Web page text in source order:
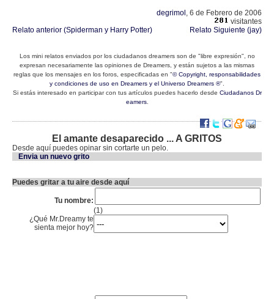
degrimol , 6 de Febrero de 2006
visitantes
Relato anterior (Spiderman y Harry Potter)
Relato Siguiente (jay)
Los mini relatos enviados por los ciudadanos dreamers son de "libre expresión", no
expresan necesariamente las opiniones de Dreamers, y están sujetos a las mismas
reglas que los mensajes en los foros, especificadas en "© Copyright, responsabilidades
y condiciones de uso en Dreamers y el Universo Dreamers ®".
Si estás interesado en participar con tus artículos puedes hacerlo desde Ciudadanos Dr
eamers.
El amante desaparecido ... A GRITOS
Desde aquí puedes opinar sin cortarte un pelo.
Envia un nuevo grito
Puedes gritar a tu aire desde aquí
Tu nombre:
(1)
¿Qué Mr.Dreamy te
sienta mejor hoy?